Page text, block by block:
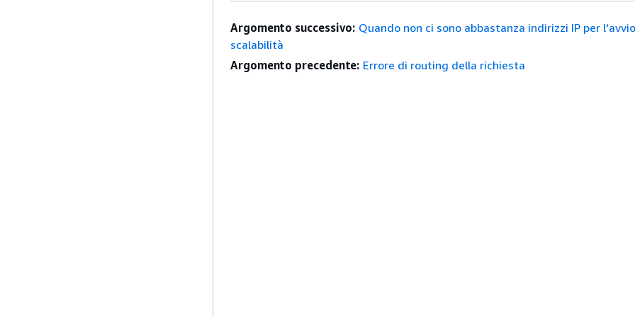
Argomento successivo: Quando non ci sono abbastanza indirizzi IP per
scalabilità
Argomento precedente: Errore di routing della richiesta